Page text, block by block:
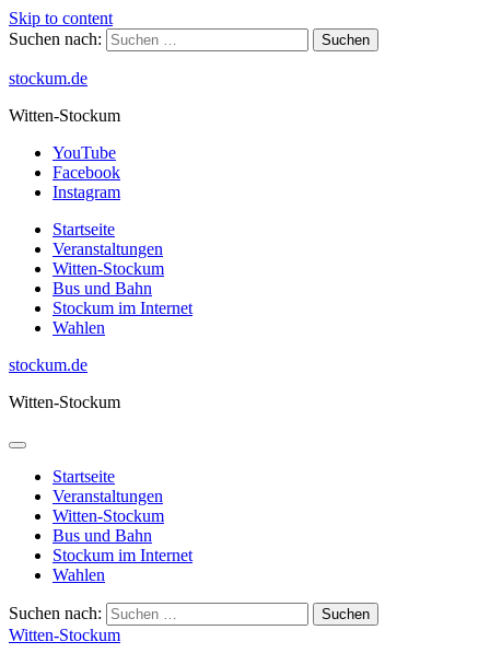
Skip to content
Suchen nach:
stockum.de
Witten-Stockum
YouTube
Facebook
Instagram
Startseite
Veranstaltungen
Witten-Stockum
Bus und Bahn
Stockum im Internet
Wahlen
stockum.de
Witten-Stockum
Startseite
Veranstaltungen
Witten-Stockum
Bus und Bahn
Stockum im Internet
Wahlen
Suchen nach:
Witten-Stockum